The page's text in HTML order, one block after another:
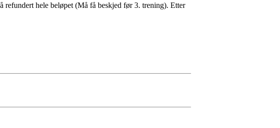
refundert hele beløpet (Må få beskjed før 3. trening). Etter